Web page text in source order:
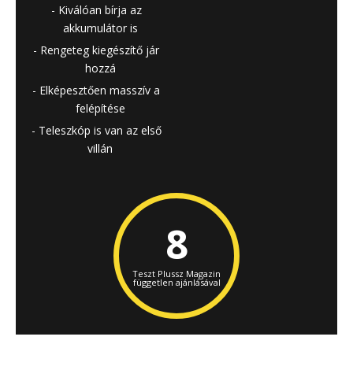
Kiválóan bírja az
akkumulátor is
Rengeteg kiegészítő jár
hozzá
Elképesztően masszív a
felépítése
Teleszkóp is van az első
villán
8
Teszt Plussz Magazin
független ajánlásával